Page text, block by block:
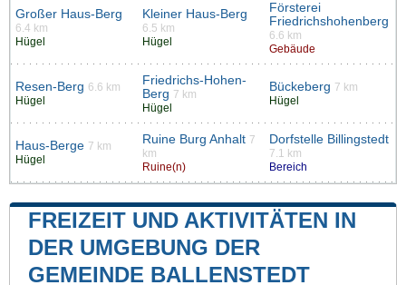
Großer Haus-Berg
6.4 km
Hügel
Kleiner Haus-Berg
6.5 km
Hügel
Försterei
Friedrichshohenberg
6.6 km
Gebäude
Resen-Berg 6.6 km
Hügel
Friedrichs-Hohen-
Berg 7 km
Hügel
Bückeberg 7 km
Hügel
Haus-Berge 7 km
Hügel
Ruine Burg Anhalt 7
km
Ruine(n)
Dorfstelle Billingstedt
7.1 km
Bereich
FREIZEIT UND AKTIVITÄTEN IN
DER UMGEBUNG DER
GEMEINDE BALLENSTEDT